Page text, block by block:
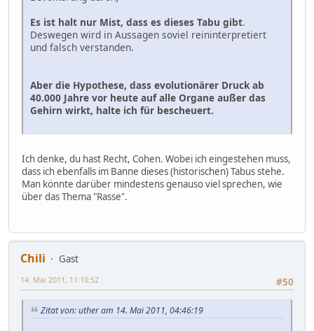
Es ist halt nur Mist, dass es dieses Tabu gibt.
Deswegen wird in Aussagen soviel reininterpretiert
und falsch verstanden.
Aber die Hypothese, dass evolutionärer Druck ab
40.000 Jahre vor heute auf alle Organe außer das
Gehirn wirkt, halte ich für bescheuert.
Ich denke, du hast Recht, Cohen. Wobei ich eingestehen muss,
dass ich ebenfalls im Banne dieses (historischen) Tabus stehe.
Man könnte darüber mindestens genauso viel sprechen, wie
über das Thema "Rasse".
Chili
Gast
#50
14. Mai 2011, 11:10:52
Zitat von: uther am 14. Mai 2011, 04:46:19